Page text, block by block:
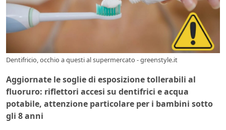
Dentifricio, occhio a questi al supermercato - greenstyle.it
Aggiornate le soglie di esposizione tollerabili al
fluoruro: riflettori accesi su dentifrici e acqua
potabile, attenzione particolare per i bambini sotto
gli 8 anni